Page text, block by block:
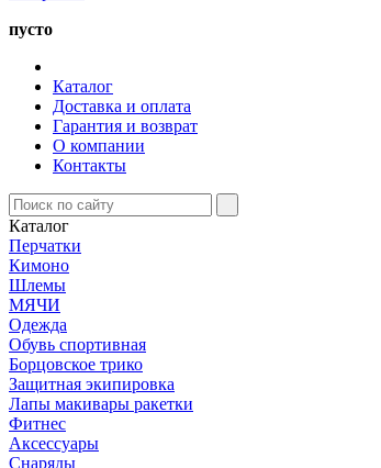
пусто
Каталог
Доставка и оплата
Гарантия и возврат
О компании
Контакты
Каталог
Перчатки
Кимоно
Шлемы
МЯЧИ
Одежда
Обувь спортивная
Борцовское трико
Защитная экипировка
Лапы макивары ракетки
Фитнес
Аксессуары
Снаряды